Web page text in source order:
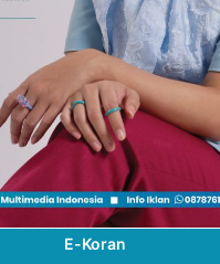
E-Koran